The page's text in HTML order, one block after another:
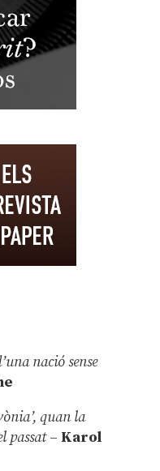
nació sense
quan la
passat– Karol